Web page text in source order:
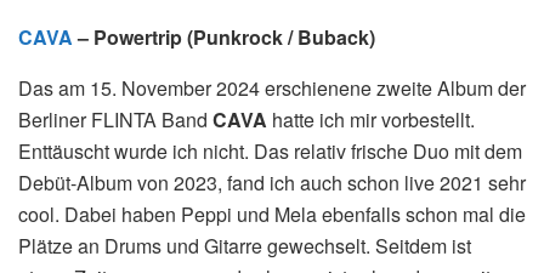
CAVA– Powertrip (Punkrock / Buback)
Das am 15. November 2024 erschienene zweite Album der
Berliner FLINTA Band CAVA hatte ich mir vorbestellt.
Enttäuscht wurde ich nicht. Das relativ frische Duo mit dem
Debüt-Album von 2023, fand ich auch schon live 2021 sehr
cool. Dabei haben Peppi und Mela ebenfalls schon mal die
Plätze an Drums und Gitarre gewechselt. Seitdem ist